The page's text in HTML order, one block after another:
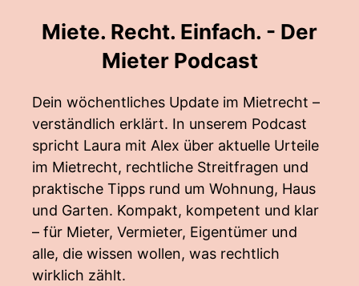
Miete. Recht. Einfach. - Der
Mieter Podcast
Dein wöchentliches Update im Mietrecht –
verständlich erklärt. In unserem Podcast
spricht Laura mit Alex über aktuelle Urteile
im Mietrecht, rechtliche Streitfragen und
praktische Tipps rund um Wohnung, Haus
und Garten. Kompakt, kompetent und klar
– für Mieter, Vermieter, Eigentümer und
alle, die wissen wollen, was rechtlich
wirklich zählt.